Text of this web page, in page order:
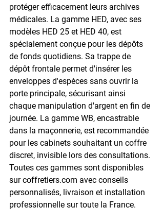
protéger efficacement leurs archives
médicales. La gamme HED, avec ses
modèles HED 25 et HED 40, est
spécialement conçue pour les dépôts
de fonds quotidiens. Sa trappe de
dépôt frontale permet d'insérer les
enveloppes d'espèces sans ouvrir la
porte principale, sécurisant ainsi
chaque manipulation d'argent en fin de
journée. La gamme WB, encastrable
dans la maçonnerie, est recommandée
pour les cabinets souhaitant un coffre
discret, invisible lors des consultations.
Toutes ces gammes sont disponibles
sur coffretiers.com avec conseils
personnalisés, livraison et installation
professionnelle sur toute la France.